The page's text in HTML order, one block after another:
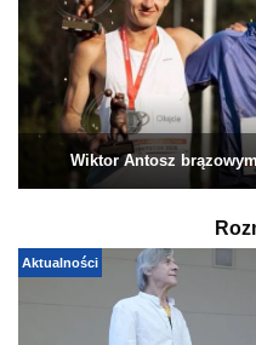
Wiktor Antosz
Aktualności